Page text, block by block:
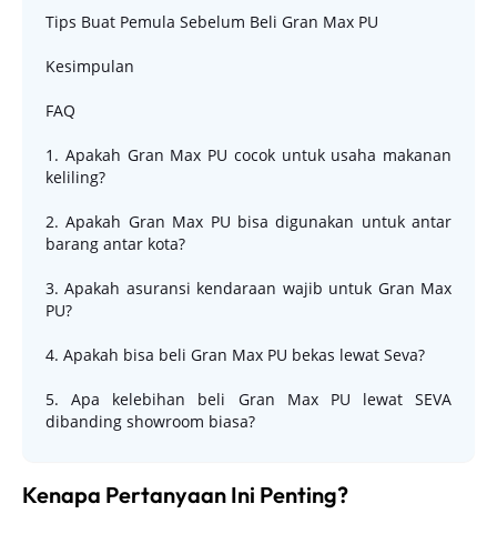
Tips Buat Pemula Sebelum Beli Gran Max PU
Kesimpulan
FAQ
1. Apakah Gran Max PU cocok untuk usaha makanan
keliling?
2. Apakah Gran Max PU bisa digunakan untuk antar
barang antar kota?
3. Apakah asuransi kendaraan wajib untuk Gran Max
PU?
4. Apakah bisa beli Gran Max PU bekas lewat Seva?
5. Apa kelebihan beli Gran Max PU lewat SEVA
dibanding showroom biasa?
Kenapa Pertanyaan Ini Penting?